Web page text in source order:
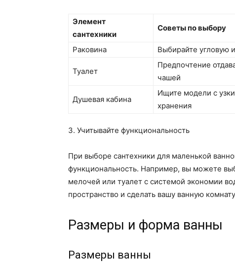
Элемент
сантехники
Советы по выбору
Раковина Выбирайте угловую
Туалет
Предпочтение
чашей
Душевая кабина
Ищите модели с
хранения
3. Учитывайте функциональность
При выборе сантехники для маленькой
функциональность. Например, вы можете
мелочей или туалет с системой экономии
пространство и сделать вашу ванную
Размеры и форма ванны
Размеры ванны